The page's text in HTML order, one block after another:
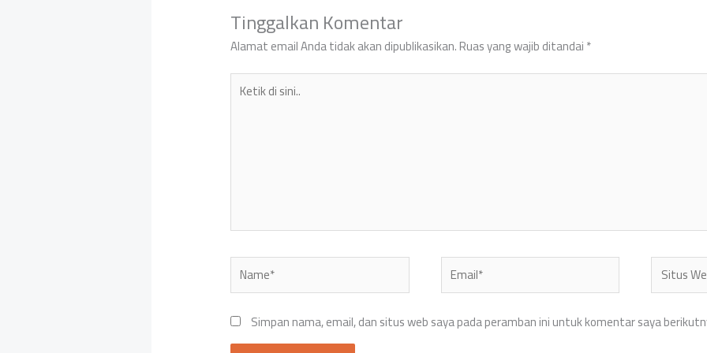
Tinggalkan Komentar
Alamat email Anda tidak akan dipublikasikan.Ruas yang wajib ditandai*
Ketik
Name* Email* Situs
Web
Simpan nama, email, dan situs web saya pada peramban ini untuk komentar saya